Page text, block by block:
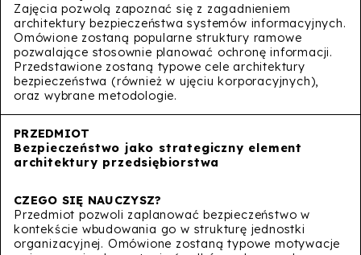
Zajęcia pozwolą zapoznać się z zagadnieniem
architektury bezpieczeństwa systemów informacyjnych.
Omówione zostaną popularne struktury ramowe
pozwalające stosownie planować ochronę informacji.
Przedstawione zostaną typowe cele architektury
bezpieczeństwa (również w ujęciu korporacyjnych),
oraz wybrane metodologie.
Bezpieczeństwo jako strategiczny element
architektury przedsiębiorstwa
Przedmiot pozwoli zaplanować bezpieczeństwo w
kontekście wbudowania go w strukturę jednostki
organizacyjnej. Omówione zostaną typowe motywacje